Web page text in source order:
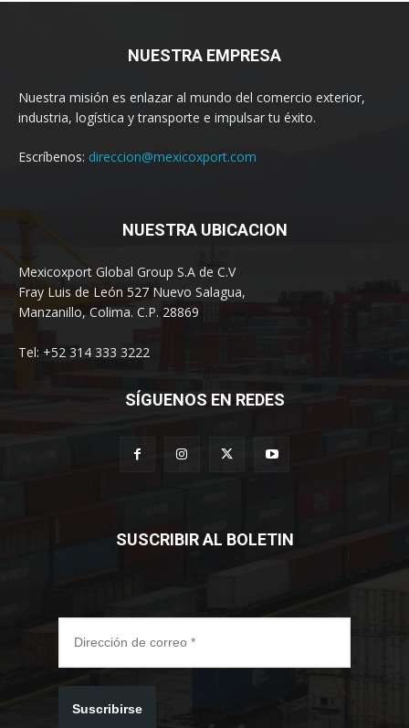
NUESTRA EMPRESA
Nuestra misión es enlazar al mundo del comercio exterior,
industria, logística y transporte e impulsar tu éxito.
Escríbenos: direccion@mexicoxport.com
NUESTRA UBICACION
Mexicoxport Global Group S.A de C.V
Fray Luis de León 527 Nuevo Salagua,
Manzanillo, Colima. C.P. 28869
Tel: +52 314 333 3222
SÍGUENOS EN REDES
SUSCRIBIR AL BOLETIN
Suscribirse